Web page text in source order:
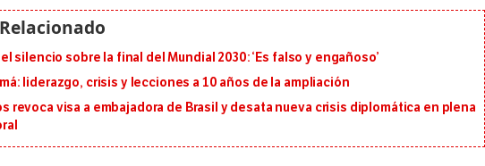
el silencio sobre la final del Mundial 2030: ‘Es falso y engañoso’
liderazgo, crisis y lecciones a 10 años de la ampliación
revoca visa a embajadora de Brasil y desata nueva crisis diplomática en plena
7,1 se registró este martes 28 de
emergencia de gran...